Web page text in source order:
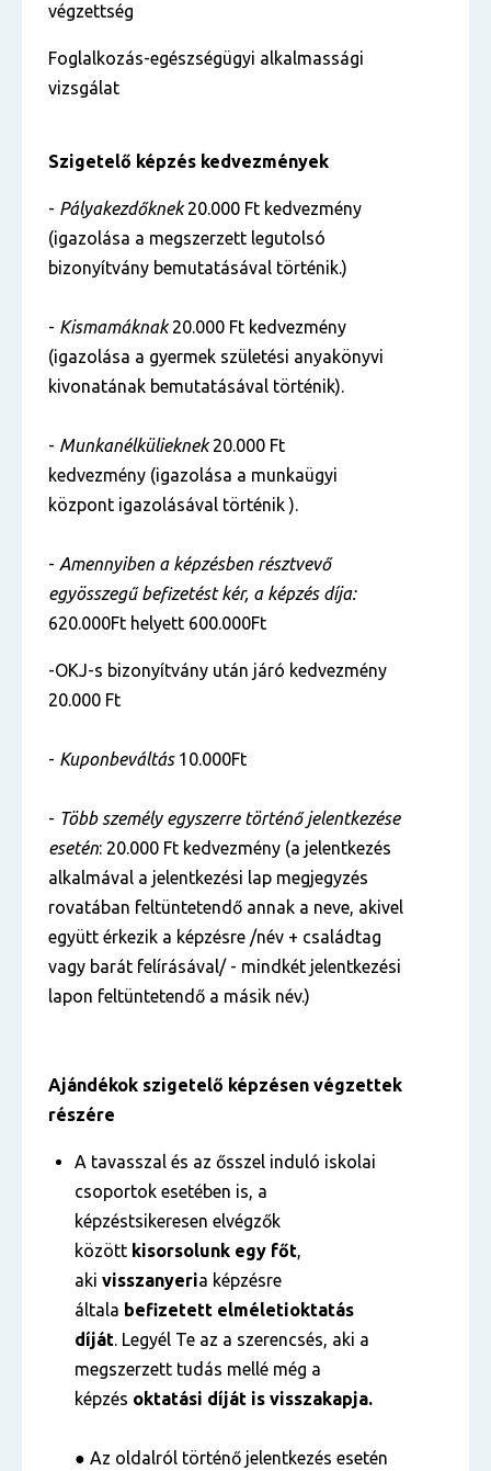
végzettség
Foglalkozás-egészségügyi alkalmassági
vizsgálat
Szigetelő képzés kedvezmények
- Pályakezdőknek20.000 Ft kedvezmény
(igazolása a megszerzett legutolsó
bizonyítvány bemutatásával történik.)
- Kismamáknak20.000 Ft kedvezmény
(igazolása a gyermek születési anyakönyvi
kivonatának bemutatásával történik).
- Munkanélkülieknek20.000 Ft
kedvezmény (igazolása a munkaügyi
központ igazolásával történik ).
- Amennyiben a képzésben résztvevő
egyösszegű befizetést kér, a képzés díja:
620.000Ft helyett 600.000Ft
-OKJ-s bizonyítvány után járó kedvezmény
20.000 Ft
- Kuponbeváltás10.000Ft
- Több személy egyszerre történő jelentkezése
esetén: 20.000 Ft kedvezmény (a jelentkezés
alkalmával a jelentkezési lap megjegyzés
rovatában feltüntetendő annak a neve, akivel
együtt érkezik a képzésre /név + családtag
vagy barát felírásával/ - mindkét jelentkezési
lapon feltüntetendő a másik név.)
Ajándékok szigetelő képzésen végzettek
részére
A tavasszal és az ősszel induló iskolai
csoportok esetében is, a
képzéstsikeresen elvégzők
között kisorsolunk egy főt,
aki visszanyeria képzésre
általa befizetett elméletioktatás
díját. Legyél Te az a szerencsés, aki a
megszerzett tudás mellé még a
képzés oktatási díját is visszakapja.
● Az oldalról történő jelentkezés esetén